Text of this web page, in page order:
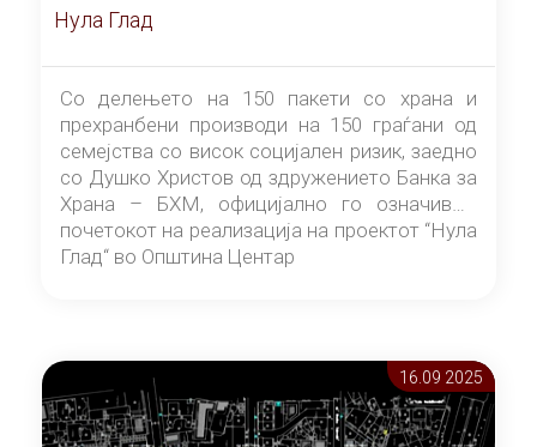
Нула Глад
Со делењето на 150 пакети со храна и
прехранбени производи на 150 граѓани од
семејства со висок социјален ризик, заедно
со Душко Христов од здружението Банка за
Храна – БХМ, официјално го означивме
почетокот на реализација на проектот “Нула
Глад“ во Општина Центар
16.09 2025